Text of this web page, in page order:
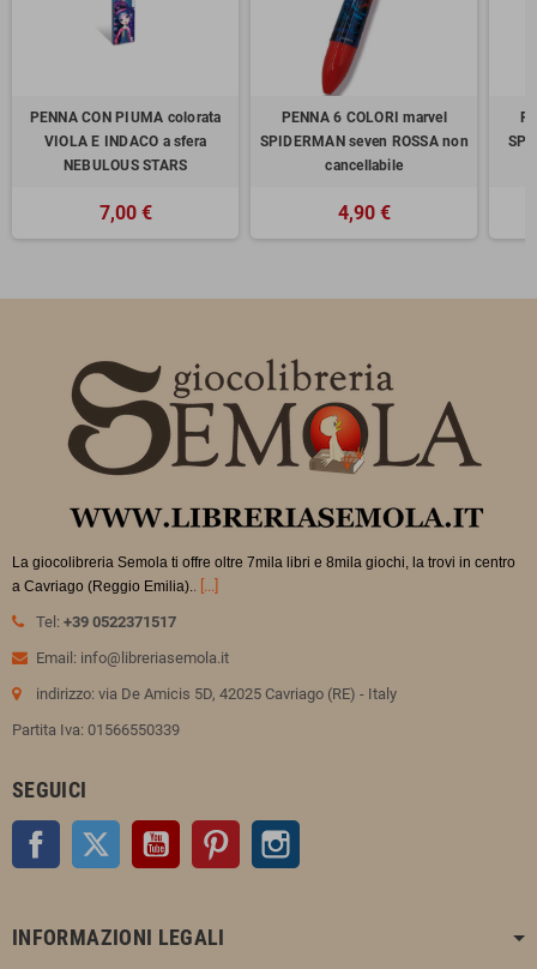
PENNA CON PIUMA colorata
VIOLA E INDACO a sfera
NEBULOUS STARS
7,00 €
PENNA 6 COLORI marvel
SPIDERMAN seven ROSSA non
cancellabile
4,90 €
La giocolibreria Semola ti offre oltre 7mila libri e 8mila giochi, la trovi in centro
a Cavriago (Reggio Emilia).. [...]
Tel: +39 0522371517
Email: info@libreriasemola.it
indirizzo: via De Amicis 5D, 42025 Cavriago (RE) - Italy
Partita Iva: 01566550339
SEGUICI
Facebook Twitter YouTube Pinterest
INFORMAZIONI LEGALI